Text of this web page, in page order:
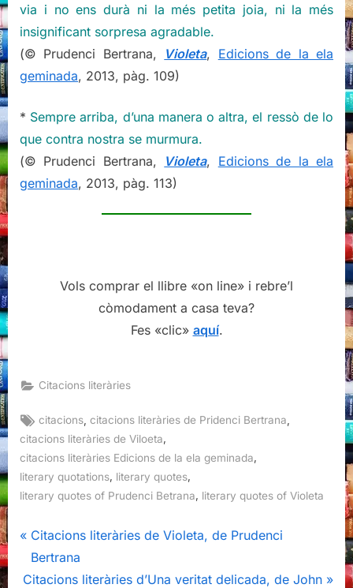
via i no ens durà ni la més petita joia, ni la més
insignificant sorpresa agradable.
(© Prudenci Bertrana,
Violeta, Edicions de la ela
geminada, 2013, pàg. 109)
* Sempre arriba, d’una manera o altra, el ressò de lo
que contra nostra se murmura.
(© Prudenci Bertrana,
Violeta, Edicions de la ela
geminada, 2013, pàg. 113)
Vols comprar el llibre «on line» i rebre’l
còmodament a casa teva?
Fes «clic» aquí.
Citacions literàries
Tags:
citacions ,citacions literàries de Pridenci Bertrana
citacions literàries de Viloeta,
citacions literàries Edicions de la ela geminada
literary quotations literary quotes
literary quotes of Prudenci Betrana
literary quotes of Violeta
Navegació
d'entrades
P
r
e
Citacions literàries de Violeta, de Prudenci
Bertrana
N
Citacions literàries d’Una veritat delicada, de John